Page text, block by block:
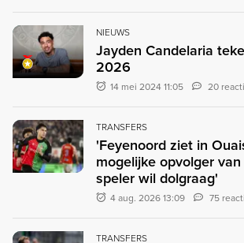
NIEUWS
Jayden Candelaria
2026
14 mei 2024 11:05 20
TRANSFERS
'Feyenoord ziet in
mogelijke opvolger
speler wil dolgraag'
4 aug. 2026 13:09 75
TRANSFERS